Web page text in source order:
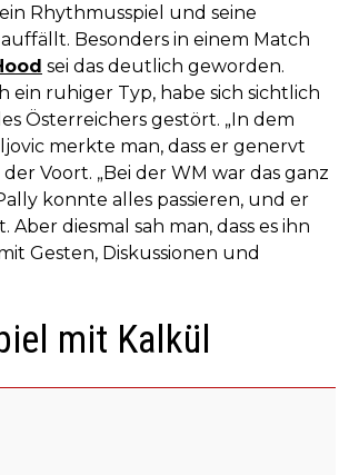
Rhythmusspiel und seine
Besonders in einem Match
sei das deutlich geworden.
ein ruhiger Typ, habe sich sichtlich
Österreichers gestört. „In dem
merkte man, dass er genervt
der Voort. „Bei der WM war das ganz
konnte alles passieren, und er
Aber diesmal sah man, dass es ihn
Gesten, Diskussionen und
mit Kalkül